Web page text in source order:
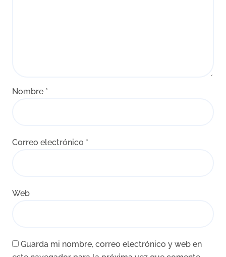
Nombre *
Correo electrónico *
Web
Guarda mi nombre, correo electrónico y web en